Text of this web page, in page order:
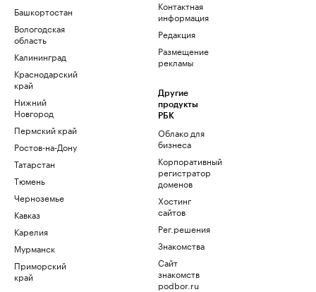
Башкортостан
Вологодская
область
Калининград
Краснодарский
край
Нижний
Новгород
Пермский край
Ростов-на-Дону
Татарстан
Тюмень
Черноземье
Кавказ
Карелия
Мурманск
Приморский
край
Контактная
информация
Редакция
Размещение
рекламы
Другие
продукты
РБК
Облако для
бизнеса
Корпоративный
регистратор
доменов
Хостинг
сайтов
Рег.решения
Знакомства
Сайт
знакомств
podbor.ru